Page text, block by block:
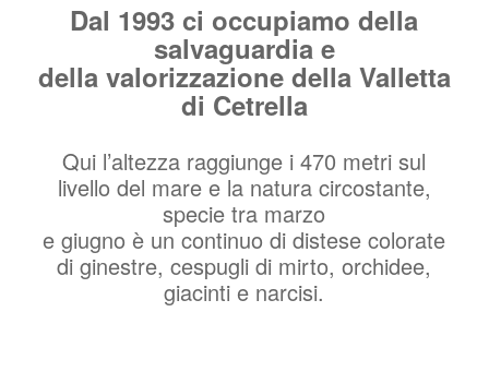
Dal 1993 ci occupiamo della
salvaguardia e
della valorizzazione della Valletta
di Cetrella
Qui l’altezza raggiunge i 470 metri sul
livello del mare e la natura circostante,
specie tra marzo
e giugno è un continuo di distese colorate
di ginestre, cespugli di mirto, orchidee,
giacinti e narcisi.